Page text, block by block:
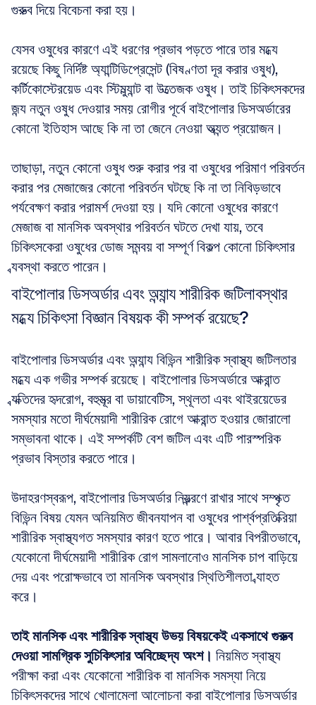
গুরুত্ব দিয়ে বিবেচনা করা হয়।
যেসব ওষুধের কারণে এই ধরণের প্রভাব পড়তে পারে তার মধ্যে
রয়েছে কিছু নির্দিষ্ট অ্যান্টিডিপ্রেসেন্ট (বিষণ্ণতা দূর করার ওষুধ),
কর্টিকোস্টেরয়েড এবং স্টিমুল্যান্ট বা উত্তেজক ওষুধ। তাই চিকিৎসকদের
জন্য নতুন ওষুধ দেওয়ার সময় রোগীর পূর্বে বাইপোলার ডিসঅর্ডারের
কোনো ইতিহাস আছে কি না তা জেনে নেওয়া অত্যন্ত প্রয়োজন।
তাছাড়া, নতুন কোনো ওষুধ শুরু করার পর বা ওষুধের পরিমাণ পরিবর্তন
করার পর মেজাজের কোনো পরিবর্তন ঘটছে কি না তা নিবিড়ভাবে
পর্যবেক্ষণ করার পরামর্শ দেওয়া হয়। যদি কোনো ওষুধের কারণে
মেজাজ বা মানসিক অবস্থার পরিবর্তন ঘটতে দেখা যায়, তবে
চিকিৎসকেরা ওষুধের ডোজ সমন্বয় বা সম্পূর্ণ বিকল্প কোনো চিকিৎসার
ব্যবস্থা করতে পারেন।
বাইপোলার ডিসঅর্ডার এবং অন্যান্য শারীরিক জটিলাবস্থার
মধ্যে চিকিৎসা বিজ্ঞান বিষয়ক কী সম্পর্ক রয়েছে?
বাইপোলার ডিসঅর্ডার এবং অন্যান্য বিভিন্ন শারীরিক স্বাস্থ্য জটিলতার
মধ্যে এক গভীর সম্পর্ক রয়েছে। বাইপোলার ডিসঅর্ডারে আক্রান্ত
ব্যক্তিদের হৃদরোগ, বহুমূত্র বা ডায়াবেটিস, স্থূলতা এবং থাইরয়েডের
সমস্যার মতো দীর্ঘমেয়াদী শারীরিক রোগে আক্রান্ত হওয়ার জোরালো
সম্ভাবনা থাকে। এই সম্পর্কটি বেশ জটিল এবং এটি পারস্পরিক
প্রভাব বিস্তার করতে পারে।
উদাহরণস্বরূপ, বাইপোলার ডিসঅর্ডার নিয়ন্ত্রণে রাখার সাথে সম্পৃক্ত
বিভিন্ন বিষয় যেমন অনিয়মিত জীবনযাপন বা ওষুধের পার্শ্বপ্রতিক্রিয়া
শারীরিক স্বাস্থ্যগত সমস্যার কারণ হতে পারে। আবার বিপরীতভাবে,
যেকোনো দীর্ঘমেয়াদী শারীরিক রোগ সামলানোও মানসিক চাপ বাড়িয়ে
দেয় এবং পরোক্ষভাবে তা মানসিক অবস্থার স্থিতিশীলতা ব্যাহত
করে।
তাই মানসিক এবং শারীরিক স্বাস্থ্য উভয় বিষয়কেই একসাথে গুরুত্ব
দেওয়া সামগ্রিক সুচিকিৎসার অবিচ্ছেদ্য অংশ। নিয়মিত স্বাস্থ্য
পরীক্ষা করা এবং যেকোনো শারীরিক বা মানসিক সমস্যা নিয়ে
চিকিৎসকদের সাথে খোলামেলা আলোচনা করা বাইপোলার ডিসঅর্ডার